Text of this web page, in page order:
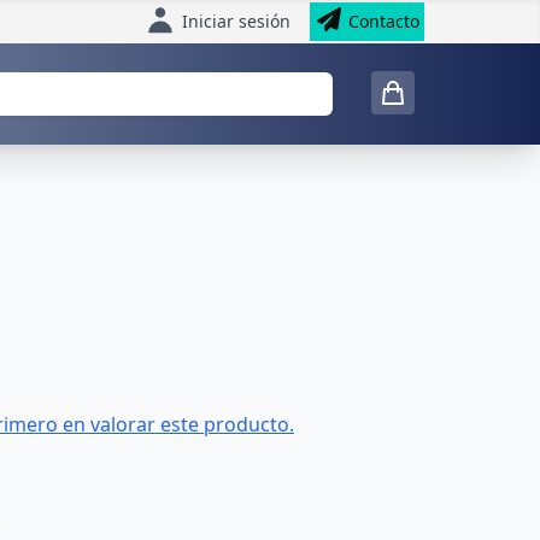
Iniciar sesión Contacto
en valorar este producto.